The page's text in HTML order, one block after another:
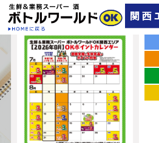
ポイントカレンダー